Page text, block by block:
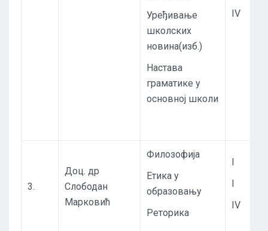
Уређивање
школских
новина(изб.)
Настава
граматике у
основној школи
IV
3.
Доц. др
Слободан
Марковић
Филозофија
Етика у
образовању
Реторика
I
I
IV